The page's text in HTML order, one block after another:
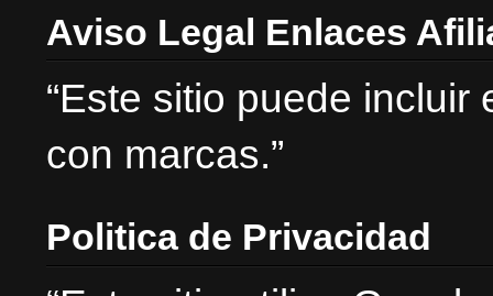
Aviso Legal Enlaces
“Este sitio puede
con marcas.”
Politica de Privacidad